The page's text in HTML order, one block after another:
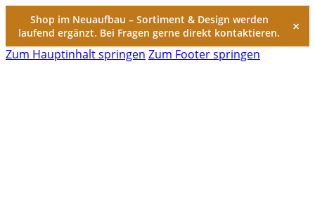
Shop im Neuaufbau – Sortiment & Design werden
laufend ergänzt. Bei Fragen gerne direkt kontaktieren.
×
Zum Hauptinhalt springen Zum Footer springen